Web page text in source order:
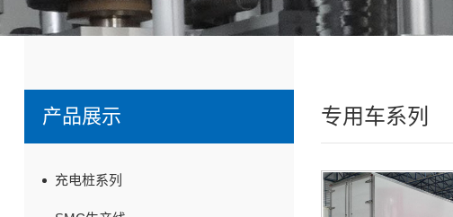
产品展示
充电桩系列
专用车系列